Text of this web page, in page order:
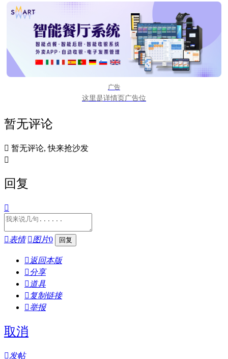
广告
这里是详情页广告位
暂无评论
 暂无评论, 快来抢沙发

回复

表情 图片0
 返回本版
分享
 道具
 复制链接
举报
取消
发帖